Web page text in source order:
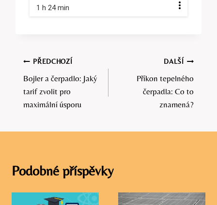
1 h 24 min
Navigace
pro
příspěvek
PŘEDCHOZÍ
Bojler a čerpadlo: Jaký
tarif zvolit pro
maximální úsporu
DALŠÍ
Příkon tepelného
čerpadla: Co to
znamená?
Podobné příspěvky